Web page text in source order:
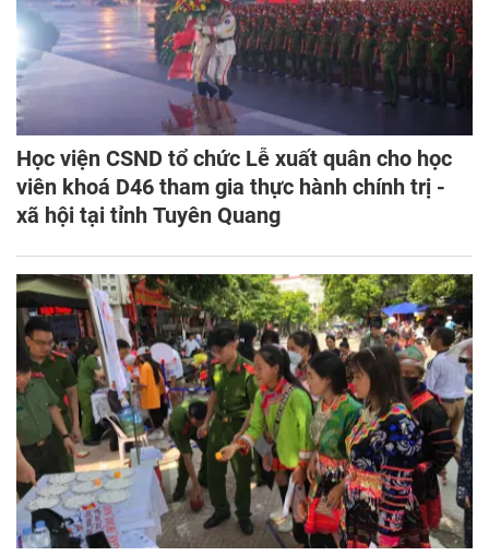
Học viện CSND tổ chức Lễ xuất quân cho học
viên khoá D46 tham gia thực hành chính trị -
xã hội tại tỉnh Tuyên Quang